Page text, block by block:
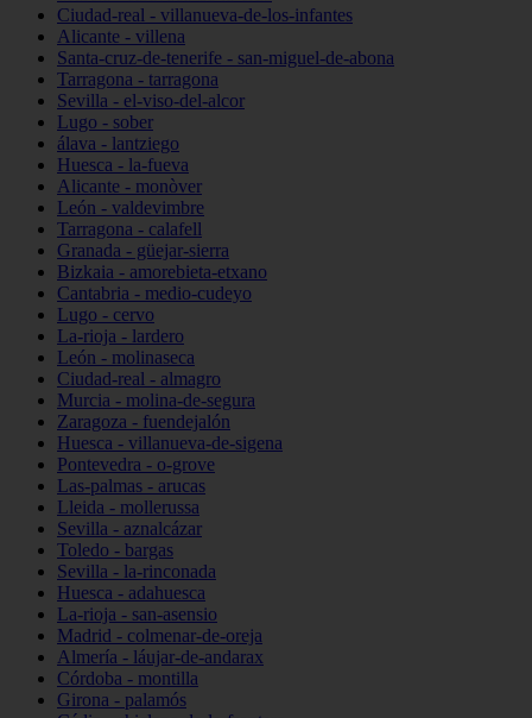
Ciudad-real - villanueva-de-los-infantes
Alicante - villena
Santa-cruz-de-tenerife - san-miguel-de-abona
Tarragona - tarragona
Sevilla - el-viso-del-alcor
Lugo - sober
álava - lantziego
Huesca - la-fueva
Alicante - monòver
León - valdevimbre
Tarragona - calafell
Granada - güejar-sierra
Bizkaia - amorebieta-etxano
Cantabria - medio-cudeyo
Lugo - cervo
La-rioja - lardero
León - molinaseca
Ciudad-real - almagro
Murcia - molina-de-segura
Zaragoza - fuendejalón
Huesca - villanueva-de-sigena
Pontevedra - o-grove
Las-palmas - arucas
Lleida - mollerussa
Sevilla - aznalcázar
Toledo - bargas
Sevilla - la-rinconada
Huesca - adahuesca
La-rioja - san-asensio
Madrid - colmenar-de-oreja
Almería - láujar-de-andarax
Córdoba - montilla
Girona - palamós